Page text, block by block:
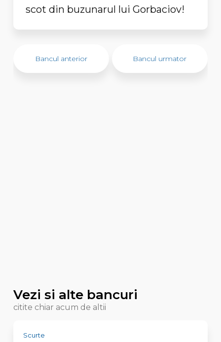
scot din buzunarul lui Gorbaciov!
Bancul anterior Bancul urmator
Vezi si alte bancuri
citite chiar acum de altii
Scurte